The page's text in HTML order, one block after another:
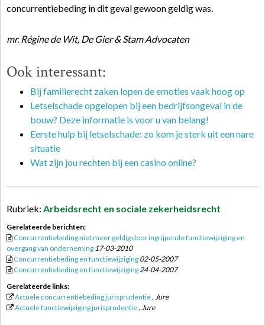
concurrentiebeding in dit geval gewoon geldig was.
mr. Régine de Wit, De Gier & Stam Advocaten
Ook interessant:
Bij familierecht zaken lopen de emoties vaak hoog op
Letselschade opgelopen bij een bedrijfsongeval in de
bouw? Deze informatie is voor u van belang!
Eerste hulp bij letselschade: zo kom je sterk uit een nare
situatie
Wat zijn jou rechten bij een casino online?
Rubriek: Arbeidsrecht en sociale zekerheidsrecht
Gerelateerde berichten:
Concurrentiebeding niet meer geldig door ingrijpende functiewijziging en
overgang van onderneming 17-03-2010
Concurrentiebeding en functiewijziging 02-05-2007
Concurrentiebeding en functiewijziging24-04-2007
Gerelateerde links:
Actuele concurrentiebeding jurisprudentie, Jure
Actuele functiewijziging jurisprudentie, Jure